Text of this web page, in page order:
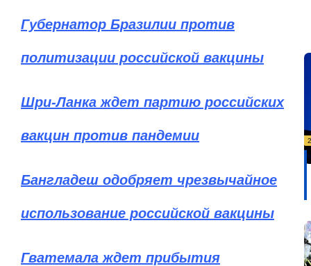
Губернатор Бразилии против
политизации российской вакцины
Шри-Ланка ждет партию российских
вакцин против пандемии
Бангладеш одобряет чрезвычайное
использование российской вакцины
Гватемала ждет прибытия